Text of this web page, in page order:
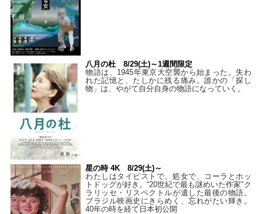
八月の杜 8/29(土)～1週間限定
物語は、1945年東京大空襲から始まった。失わ
れた記憶と、たしかに残る痛み。誰かの「探し
物」は、やがて自分自身の物語になっていく。
星の時 4K 8/29(土)～
わたしはタイピストで、処⼥で、コーラとホッ
トドッグが好き。“20世紀で最も謎めいた作家”ク
ラリッセ・リスペクトルが遺した最後の物語。
ブラジル映画史にきらめく、忘れがたい輝き。
40年の時を経て⽇本初公開